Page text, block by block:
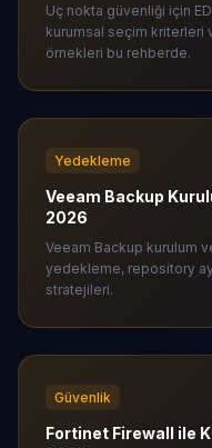
Uç nokta güvenliği için
kurumsal seçim kriterleri
örnekleri bu rehberde.
Yedekleme
Veeam Backup
2026
Veeam Backup kurulum
yedekleme, repository
stratejileri.
Güvenlik
Fortinet Firewall ile